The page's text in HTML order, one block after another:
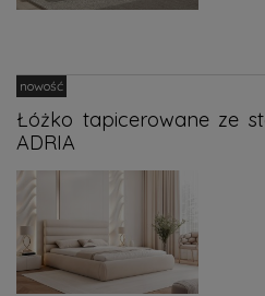
Łóżko tapicerowane ze
ADRIA
nowość